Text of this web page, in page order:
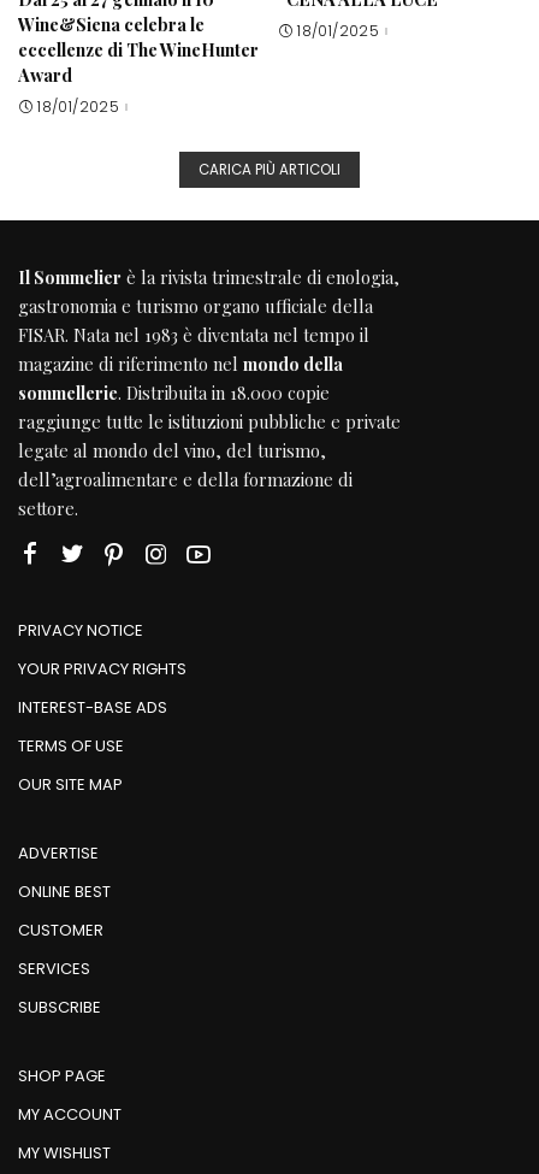
Wine&Siena celebra le
eccellenze di The WineHunter
Award
18/01/2025
18/01/2025
CARICA PIÙ ARTICOLI
Il Sommelier è la rivista trimestrale di enologia,
gastronomia e turismo organo ufficiale della
FISAR. Nata nel 1983 è diventata nel tempo il
magazine di riferimento nel mondo della
sommellerie. Distribuita in 18.000 copie
raggiunge tutte le istituzioni pubbliche e private
legate al mondo del vino, del turismo,
dell’agroalimentare e della formazione di
settore.
PRIVACY NOTICE
YOUR PRIVACY RIGHTS
INTEREST-BASE ADS
TERMS OF USE
OUR SITE MAP
ADVERTISE
ONLINE BEST
CUSTOMER
SERVICES
SUBSCRIBE
SHOP PAGE
MY ACCOUNT
MY WISHLIST